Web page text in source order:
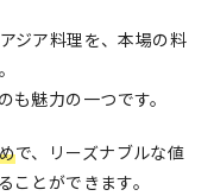
ジア料理を、本場の料
も魅力の一つです。
で、リーズナブルな値
とができます。